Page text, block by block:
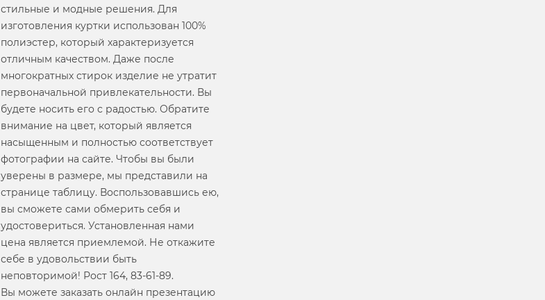
стильные и модные решения. Для
изготовления куртки использован 100%
полиэстер, который характеризуется
отличным качеством. Даже после
многократных стирок изделие не утратит
первоначальной привлекательности. Вы
будете носить его с радостью. Обратите
внимание на цвет, который является
насыщенным и полностью соответствует
фотографии на сайте. Чтобы вы были
уверены в размере, мы представили на
странице таблицу. Воспользовавшись ею,
вы сможете сами обмерить себя и
удостовериться. Установленная нами
цена является приемлемой. Не откажите
себе в удовольствии быть
неповторимой! Рост 164, 83-61-89.
Вы можете заказать онлайн презентацию